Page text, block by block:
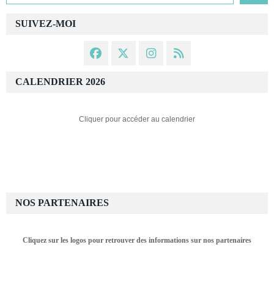
SUIVEZ-MOI
CALENDRIER 2026
Cliquer pour accéder au calendrier
NOS PARTENAIRES
Cliquez sur les logos pour retrouver des informations sur nos partenaires